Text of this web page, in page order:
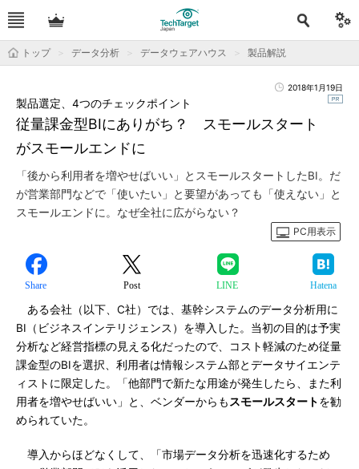
トップ データ分析 データウェアハウス 製品解説
2018年1月19日
従量課金型BIにありがち？ スモールスタート
がスモールエンドに
製品選定、4つのチェックポイント
「後から利用者を増やせばいい」とスモールスタートしたBI。だ
が営業部門などで「使いたい」と要望があっても「使えない」と
スモールエンドに。なぜ全社に広がらない？
PC用表示
Share Post LINE Hatena
ある会社（以下、C社）では、基幹システムのデータ分析用に
BI（ビジネスインテリジェンス）を導入した。当初の目的は予実
分析など経営指標の見える化だったので、コスト軽減のため従量
課金型のBIを選択、利用者は情報システム部とデータサイエンテ
ィストに限定した。「他部門で新たな用途が発生したら、また利
用者を増やせばいい」と、ベンダーからも スモールスタートを勧
められていた。
導入からほどなくして、「市場データ分析を迅速化するため